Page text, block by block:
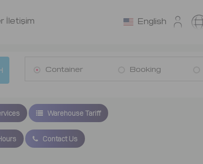
İletişim English
Container Booking
Warehouse Tariff
Contact Us